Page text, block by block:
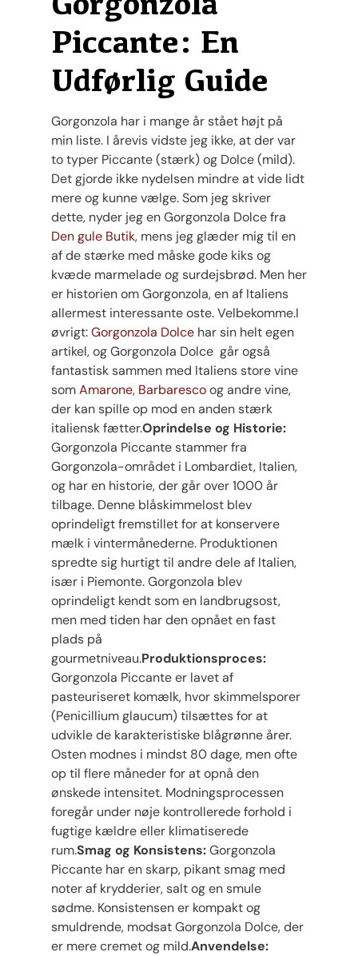
Piccante: En
Udførlig Guide
Gorgonzola har i mange år stået højt på
min liste. I årevis vidste jeg ikke, at der var
to typer Piccante (stærk) og Dolce (mild).
Det gjorde ikke nydelsen mindre at vide lidt
mere og kunne vælge. Som jeg skriver
dette, nyder jeg en Gorgonzola Dolce fra
Den gule Butik, mens jeg glæder mig til en
af de stærke med måske gode kiks og
kvæde marmelade og surdejsbrød. Men her
er historien om Gorgonzola, en af Italiens
allermest interessante oste. Velbekomme.I
øvrigt:Gorgonzola Dolce har sin helt egen
artikel, og Gorgonzola Dolce går også
fantastisk sammen med Italiens store vine
somAmarone, Barbarescoog andre vine,
der kan spille op mod en anden stærk
italiensk fætter.Oprindelse og Historie:
Gorgonzola Piccante stammer fra
Gorgonzola-området i Lombardiet, Italien,
og har en historie, der går over 1000 år
tilbage. Denne blåskimmelost blev
oprindeligt fremstillet for at konservere
mælk i vintermånederne. Produktionen
spredte sig hurtigt til andre dele af Italien,
især i Piemonte. Gorgonzola blev
oprindeligt kendt som en landbrugsost,
men med tiden har den opnået en fast
plads på
gourmetniveau.Produktionsproces:
Gorgonzola Piccante er lavet af
pasteuriseret komælk, hvor skimmelsporer
(Penicillium glaucum) tilsættes for at
udvikle de karakteristiske blågrønne årer.
Osten modnes i mindst 80 dage, men ofte
op til flere måneder for at opnå den
ønskede intensitet. Modningsprocessen
foregår under nøje kontrollerede forhold i
fugtige kældre eller klimatiserede
rum.Smag og Konsistens:Gorgonzola
Piccante har en skarp, pikant smag med
noter af krydderier, salt og en smule
sødme. Konsistensen er kompakt og
smuldrende, modsat Gorgonzola Dolce, der
er mere cremet og mild.Anvendelse: